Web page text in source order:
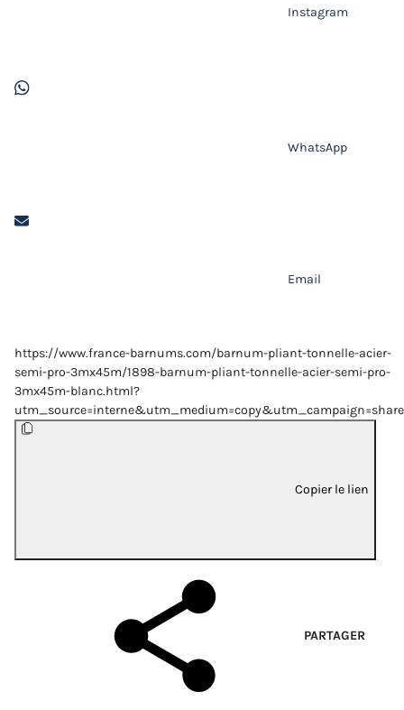
Instagram
WhatsApp
Email
https://www.france-barnums.com/barnum-pliant-tonnelle-acier-
semi-pro-3mx45m/1898-barnum-pliant-tonnelle-acier-semi-pro-
3mx45m-blanc.html?
Copier le lien
PARTAGER